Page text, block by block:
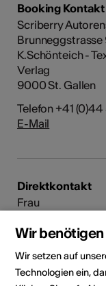
Booking Kontakt
Scriberry
Brunneggstrasse
K.Schönteich -
Verlag
9000 St. Gallen
Telefon +41
E-Mail
Direktkontakt
Frau
Frau
3900 Brig
Wir
Wir setzen auf
Technologien ein,